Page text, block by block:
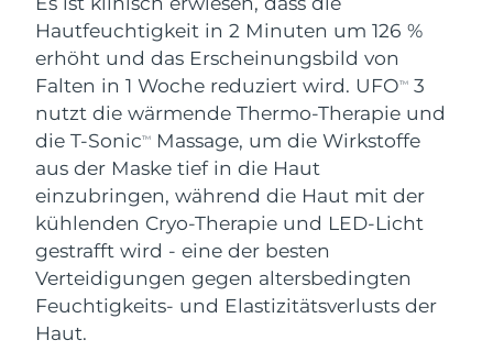
Hautfeuchtigkeit in 2 Minuten um 126 %
erhöht und das Erscheinungsbild von
Falten in 1 Woche reduziert wird. UFOTM
3
nutzt die wärmende Thermo-Therapie und
die T-SonicTM
Massage, um die Wirkstoffe
aus der Maske tief in die Haut
einzubringen, während die Haut mit der
kühlenden Cryo-Therapie und LED-Licht
gestrafft wird - eine der besten
Verteidigungen gegen altersbedingten
Feuchtigkeits- und Elastizitätsverlusts der
Haut.
Usbekistan
Erwartete Lieferung
15/08/2026
Vietnam
Erwartete Lieferung
16/08/2026